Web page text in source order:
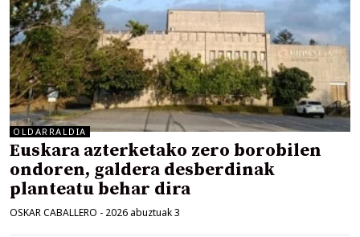
OLDARRALDIA
Euskara azterketako zero borobilen
ondoren, galdera desberdinak
planteatu behar dira
OSKAR CABALLERO - 2026 abuztuak 3